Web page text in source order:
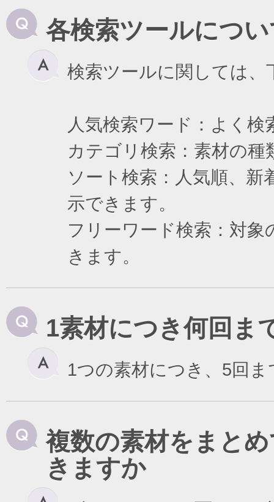
各検索ツールにつ
検索ツールに関しては
人気検索ワード：よく
カテゴリ検索：素材の
ソート検索：人気順、
示できます。
フリーワード検索：対
きます。
1素材につき何回ま
1つの素材につき、5回
複数の素材をまと
きますか